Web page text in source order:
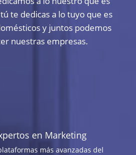
te dedicas a lo tuyo que es
y juntos podemos
nuestras empresas.
en Marketing
más avanzadas del